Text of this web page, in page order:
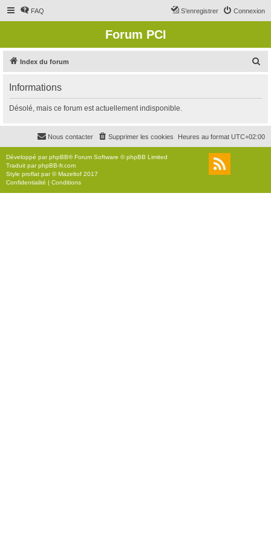
FAQ Connexion
S’enregistrer
Forum PCI
Index du forum
r
c
r
Informations
Désolé, mais ce forum est actuellement indisponible.
Heures au format UTC+02:00
Supprimer les cookies
Nous contacter
Développé parphpBB® Forum Software © phpBB Limited
Traduit parphpBB-fr.com
Style proflat par ©Mazeltof 2017
Confidentialité | Conditions